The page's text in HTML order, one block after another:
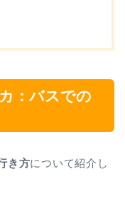
：バスでの
き方について紹介し